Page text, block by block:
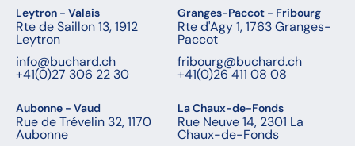
Leytron - Valais
Rte de Saillon 13, 1912
Leytron
info@buchard.ch
+41(0)27 306 22 30
Granges-Paccot - Fribourg
Rte d'Agy 1, 1763 Granges-
Paccot
fribourg@buchard.ch
+41(0)26 411 08 08
Aubonne - Vaud
Rue de Trévelin 32, 1170
Aubonne
La Chaux-de-Fonds
Rue Neuve 14, 2301 La
Chaux-de-Fonds